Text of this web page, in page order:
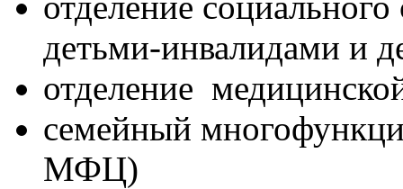
детьми-инвалидами и
отделение
семейный
МФЦ)